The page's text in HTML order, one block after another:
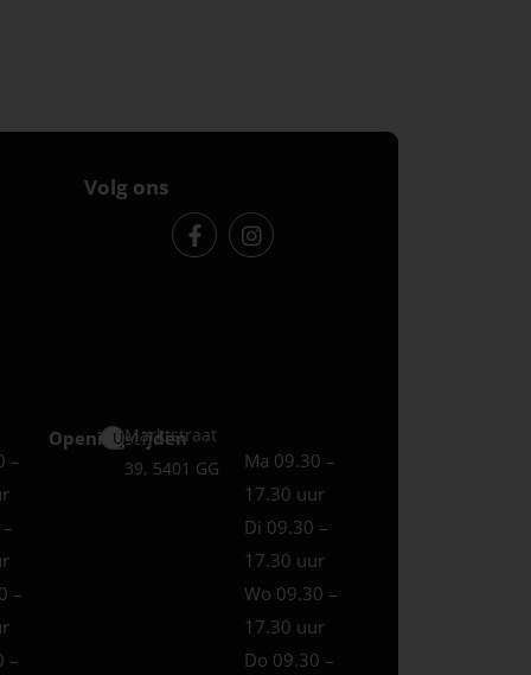
Volg ons
–
–
–
Openingstijden
Uden
Marktstraat
39, 5401 GG
Ma 09.30 –
17.30 uur
Di 09.30 –
17.30 uur
Wo 09.30 –
17.30 uur
Do 09.30 –